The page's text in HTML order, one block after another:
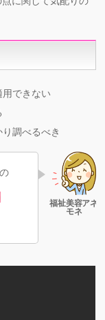
できない
調べるべき